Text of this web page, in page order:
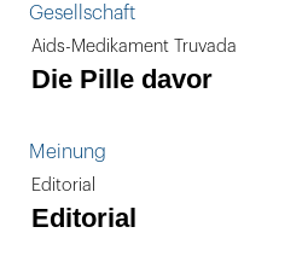
Gesellschaft
Aids-Medikament Truvada
Die Pille davor
Meinung
Editorial
Editorial